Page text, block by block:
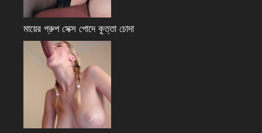
মায়ের গ্রুপ সেক্স পোদে কুত্তা চোদা